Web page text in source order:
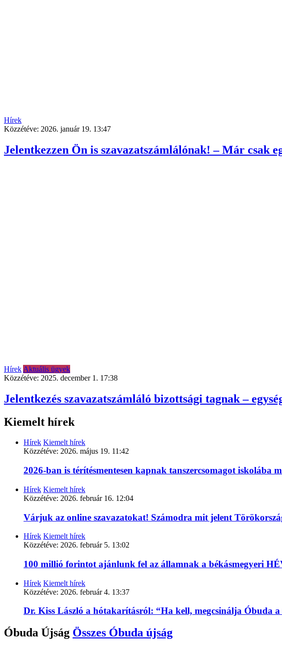
Hírek
Közzétéve: 2026. január 19. 13:47
Jelentkezzen Ön is szavazatszámlálónak! – Már csak
Hírek Aktuális ügyek
Közzétéve: 2025. december 1. 17:38
Jelentkezés szavazatszámláló bizottsági tagnak –
Kiemelt hírek
Hírek Kiemelt hírek
Közzétéve: 2026. május 19. 11:42
2026-ban is térítésmentesen kapnak tanszercsomagot iskolába
Hírek Kiemelt hírek
Közzétéve: 2026. február 16. 12:04
Várjuk az online szavazatokat! Számodra mit jelent
Hírek Kiemelt hírek
Közzétéve: 2026. február 5. 13:02
100 millió forintot ajánlunk fel az államnak a békásmegyeri
Hírek Kiemelt hírek
Közzétéve: 2026. február 4. 13:37
Dr. Kiss László a hótakarításról: “Ha kell, megcsinálja Óbuda a
Óbuda Újság Összes Óbuda újság